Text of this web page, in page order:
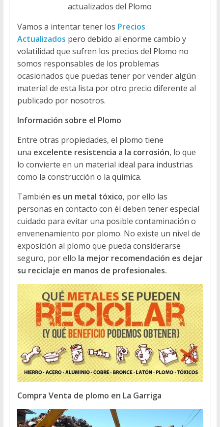
actualizados del Plomo
Vamos a intentar tener los Precios
Actualizados pero debido al enorme cambio y
volatilidad que sufren los precios del Plomo no
somos responsables de los problemas
ocasionados que puedas tener por vender algún
material de esta lista por otro precio diferente al
publicado por nosotros.
Información sobre el Plomo
Entre otras propiedades, el plomo tiene
una excelente resistencia a la corrosión, lo que
lo convierte en un material ideal para industrias
como la construcción o la química.
También es un metal tóxico, por ello las
personas en contacto con él deben tener especial
cuidado para evitar una posible contaminación o
envenenamiento por plomo. No existe un nivel de
exposición al plomo que pueda considerarse
seguro, por ello la mejor recomendación es dejar
su reciclaje en manos de profesionales.
Compra Venta de plomo en La Garriga